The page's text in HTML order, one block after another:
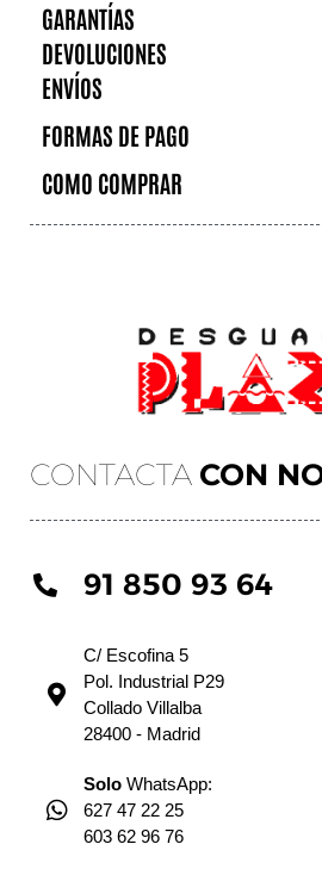
CONTACTA CON
91 850 93 64
C/ Escofina 5
Pol. Industrial P29
Collado Villalba
28400 - Madrid
Solo WhatsApp:
627 47 22 25
603 62 96 76
GARANTÍAS
DEVOLUCIONES
ENVÍOS
FORMAS DE PAGO
COMO COMPRAR